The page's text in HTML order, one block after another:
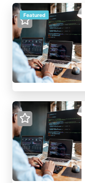
Featured